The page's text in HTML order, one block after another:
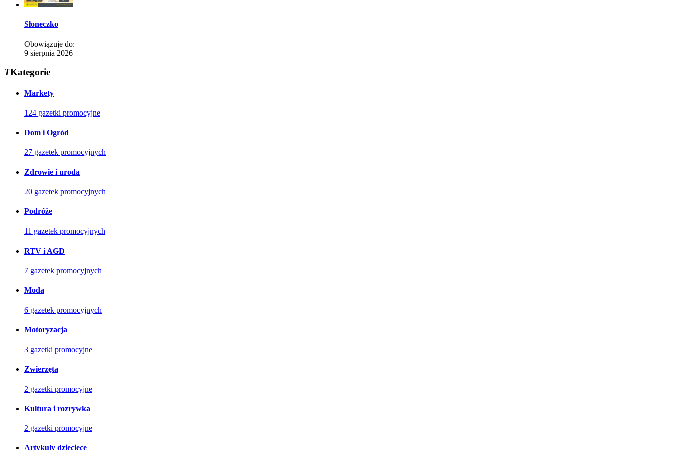
Słoneczko
Obowiązuje do:
9 sierpnia 2026
TKategorie
Markety
124 gazetki promocyjne
Dom i Ogród
27 gazetek promocyjnych
Zdrowie i uroda
20 gazetek promocyjnych
Podróże
11 gazetek promocyjnych
RTV i AGD
7 gazetek promocyjnych
Moda
6 gazetek promocyjnych
Motoryzacja
3 gazetki promocyjne
Zwierzęta
2 gazetki promocyjne
Kultura i rozrywka
2 gazetki promocyjne
Artykuły dziecięce